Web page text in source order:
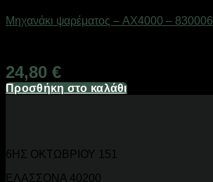
Μηχανάκι ψαρέματος – AX4000 – 830006
24,80 €
Προσθήκη στο καλάθι
6ΗΣ ΟΚΤΩΒΡΙΟΥ 151
ΕΛΑΣΣΟΝΑ 40200